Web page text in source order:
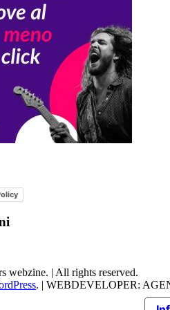
webzine. | All rights reserved.
. | WEBDEVELOPER: